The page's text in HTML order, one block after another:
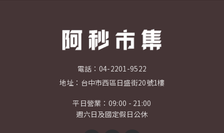
電話： 04-2201-9522
地址： 台中市西區日盛街20號1樓
平日營業：09:00 - 21:00
週六日及國定假日公休